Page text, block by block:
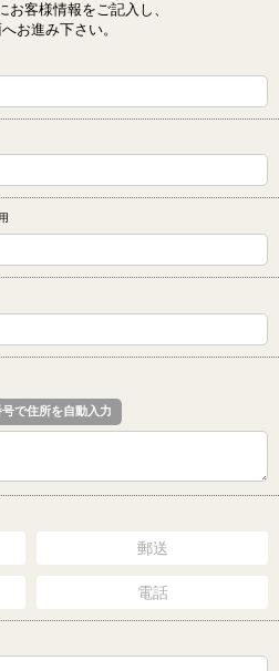
お客様情報をご記入し、
お進み下さい。
郵送
電話